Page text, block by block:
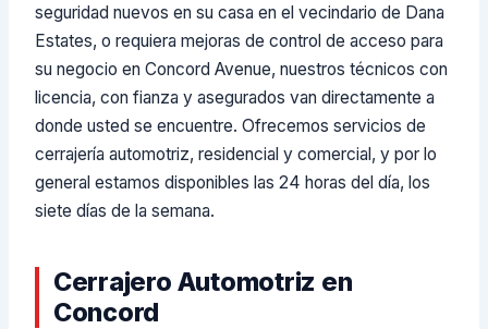
seguridad nuevos en su casa en el vecindario de Dana
Estates, o requiera mejoras de control de acceso para
su negocio en Concord Avenue, nuestros técnicos con
licencia, con fianza y asegurados van directamente a
donde usted se encuentre. Ofrecemos servicios de
cerrajería automotriz, residencial y comercial, y por lo
general estamos disponibles las 24 horas del día, los
siete días de la semana.
Cerrajero Automotriz en
Concord